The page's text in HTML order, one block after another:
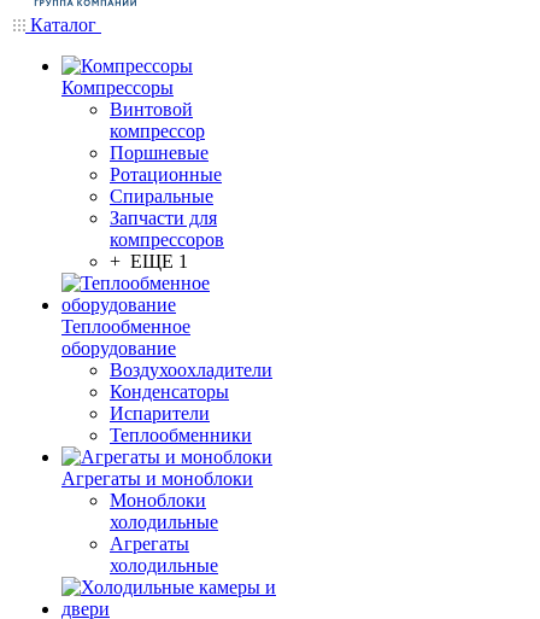
Каталог
Компрессоры
Винтовой
компрессор
Поршневые
Ротационные
Спиральные
Запчасти для
компрессоров
+ ЕЩЕ 1
Теплообменное
оборудование
Воздухоохладители
Конденсаторы
Испарители
Теплообменники
Агрегаты и моноблоки
Моноблоки
холодильные
Агрегаты
холодильные